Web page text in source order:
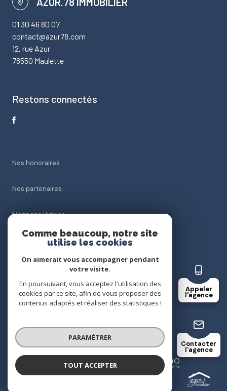
AZUR.78 IMMOBILIER
Appeler
l'agence
Contacter
l'agence
01 30 46 80 07
contact@azur78.com
12, rue Azur
78550 Maulette
Restons connectés
Nos honoraires
Nos partenaires
Mentions légales
Cookies
© 2026 | Tous droits réservés
Réalisé par
Comme beaucoup, notre site
utilise les cookies
On aimerait vous accompagner pendant
votre visite.
En poursuivant, vous acceptez l'utilisation des
cookies par ce site, afin de vous proposer des
contenus adaptés et réaliser des statistiques !
PARAMÉTRER
TOUT ACCEPTER